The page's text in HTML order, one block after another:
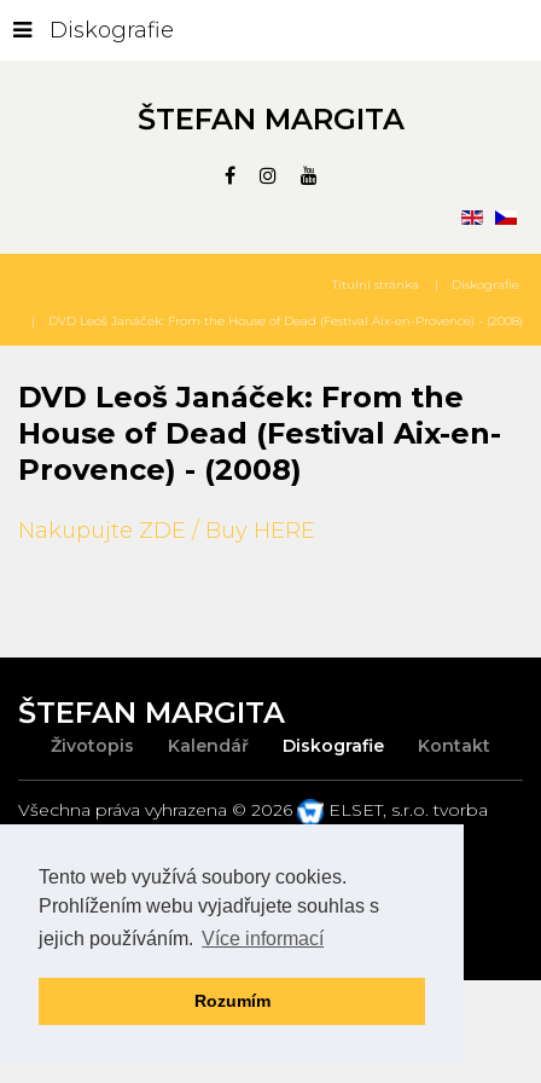
Tento web využívá soubory cookies.
Prohlížením webu vyjadřujete souhlas s
jejich používáním. Více informací
Rozumím
ŠTEFAN MARGITA
Diskografie
Titulní stránka Diskografie
DVD Leoš Janáček: From the House of Dead (Festival Aix-en-Provence) - (2008)
DVD Leoš Janáček: From the
House of Dead (Festival Aix-en-
Provence) - (2008)
Nakupujte ZDE / Buy HERE
ŠTEFAN MARGITA
Životopis Kalendář Diskografie Kontakt
Všechna práva vyhrazena © 2026 ELSET, s.r.o. tvorba